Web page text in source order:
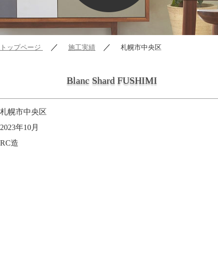
トップページ ／ 施工実績 ／ 札幌市中央区
Blanc Shard FUSHIMI
札幌市中央区
2023年10月
RC造